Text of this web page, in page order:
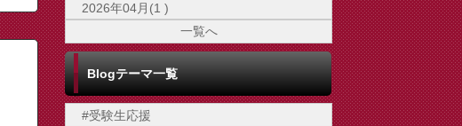
2026年04月(1 )
一覧へ
Blogテーマ一覧
#受験生応援